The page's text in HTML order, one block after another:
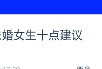
女生十点建议